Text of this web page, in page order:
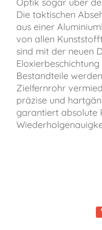
Die taktischen
aus einer
von allen
sind mit der neuen
Bestandteile
Zielfernrohr
präzise und
garantiert absolute